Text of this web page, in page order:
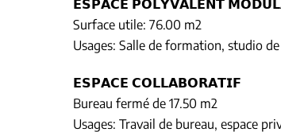
𝗘𝗦𝗣𝗔𝗖𝗘 𝗣𝗢𝗟𝗬𝗩𝗔𝗟𝗘𝗡𝗧
Surface utile: 76.00 m2
Usages: Salle de formation, studio
𝗘𝗦𝗣𝗔𝗖𝗘 𝗖𝗢𝗟𝗟𝗔𝗕𝗢𝗥𝗔𝗧𝗜𝗙
Bureau fermé de 17.50 m2
Usages: Travail de bureau, espace